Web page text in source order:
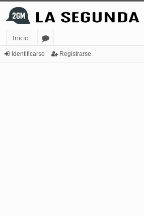
Inicio
or
Identificarse Registrarse